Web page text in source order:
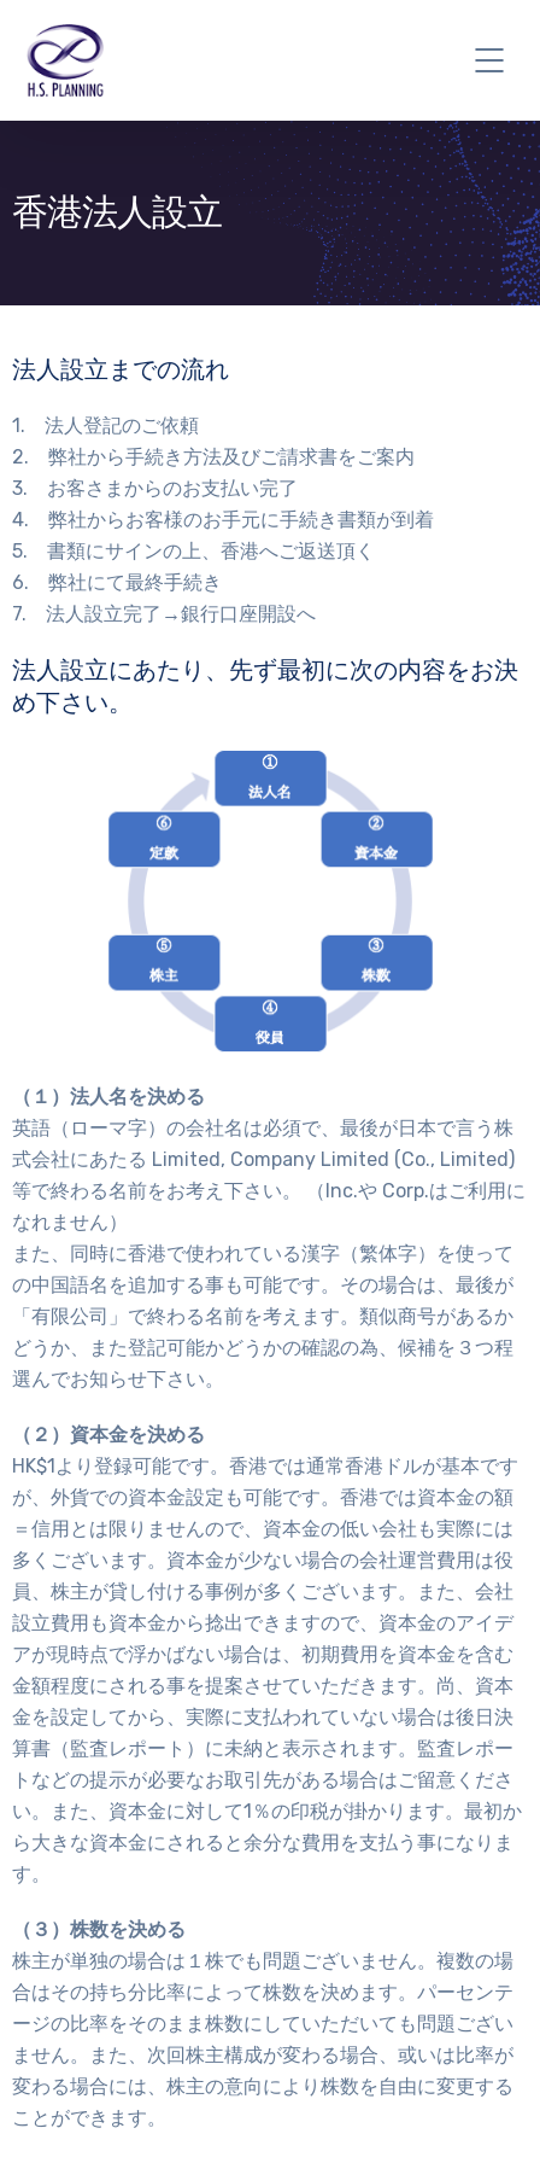
香港法人設立
法人設立までの流れ
1. 法人登記のご依頼
2. 弊社から手続き方法及びご請求書をご案内
3. お客さまからのお支払い完了
4. 弊社からお客様のお手元に手続き書類が到着
5. 書類にサインの上、香港へご返送頂く
6. 弊社にて最終手続き
7. 法人設立完了→銀行口座開設へ
法人設立にあたり、先ず最初に次の内容をお決
め下さい。
（１）法人名を決める
英語（ローマ字）の会社名は必須で、最後が日本で言う株
式会社にあたる Limited, Company Limited (Co., Limited)
等で終わる名前をお考え下さい。 （Inc.や Corp.はご利用に
なれません）
また、同時に香港で使われている漢字（繁体字）を使って
の中国語名を追加する事も可能です。その場合は、最後が
「有限公司」で終わる名前を考えます。類似商号があるか
どうか、また登記可能かどうかの確認の為、候補を３つ程
選んでお知らせ下さい。
（２）資本金を決める
HK$1より登録可能です。香港では通常香港ドルが基本です
が、外貨での資本金設定も可能です。香港では資本金の額
＝信用とは限りませんので、資本金の低い会社も実際には
多くございます。資本金が少ない場合の会社運営費用は役
員、株主が貸し付ける事例が多くございます。また、会社
設立費用も資本金から捻出できますので、資本金のアイデ
アが現時点で浮かばない場合は、初期費用を資本金を含む
金額程度にされる事を提案させていただきます。尚、資本
金を設定してから、実際に支払われていない場合は後日決
算書（監査レポート）に未納と表示されます。監査レポー
トなどの提示が必要なお取引先がある場合はご留意くださ
い。また、資本金に対して1％の印税が掛かります。最初か
ら大きな資本金にされると余分な費用を支払う事になりま
す。
（３）株数を決める
株主が単独の場合は１株でも問題ございません。複数の場
合はその持ち分比率によって株数を決めます。パーセンテ
ージの比率をそのまま株数にしていただいても問題ござい
ません。また、次回株主構成が変わる場合、或いは比率が
変わる場合には、株主の意向により株数を自由に変更する
ことができます。